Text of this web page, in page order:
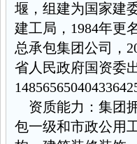
堰，组建为国家建
建工局，1984年更
总承包集团公司，
省人民政府国资委
资质能力：集团
包一级和市政公用